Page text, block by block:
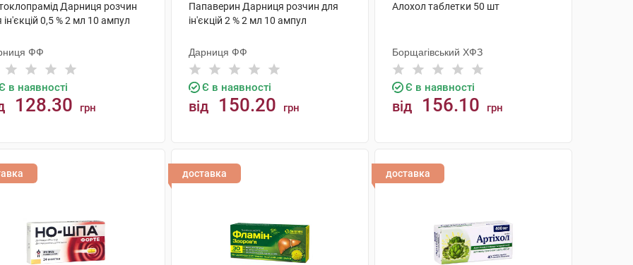
Дарниця розчин
ін'єкцій 0,5 % 2 мл 10 ампул
ФФ
в наявності
128.30 грн
Папаверин Дарниця розчин для
ін'єкцій 2 % 2 мл 10 ампул
Дарниця ФФ
Є в наявності
від 150.20 грн
Алохол таблетки 50 шт
Борщагівський ХФЗ
Є в наявності
від 156.10 грн
доставка доставка